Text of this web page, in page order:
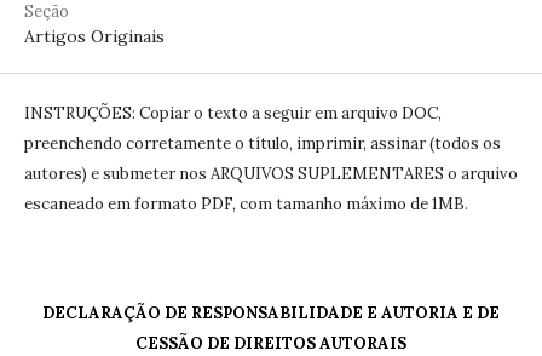
Seção
Artigos Originais
INSTRUÇÕES: Copiar o texto a seguir em arquivo DOC,
preenchendo corretamente o título, imprimir, assinar (todos os
autores) e submeter nos ARQUIVOS SUPLEMENTARES o arquivo
escaneado em formato PDF, com tamanho máximo de 1MB.
DECLARAÇÃO DE RESPONSABILIDADE E AUTORIA E DE
CESSÃO DE DIREITOS AUTORAIS